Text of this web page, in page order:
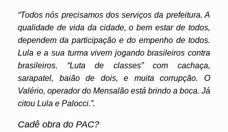
“Todos nós precisamos dos serviços da prefeitura. A
qualidade de vida da cidade, o bem estar de todos,
dependem da participação e do empenho de todos.
Lula e a sua turma vivem jogando brasileiros contra
brasileiros. “Luta de classes” com cachaça,
sarapatel, baião de dois, e muita corrupção. O
Valério, operador do Mensalão está brindo a boca. Já
citou Lula e Palocci.”.
Cadê obra do PAC?